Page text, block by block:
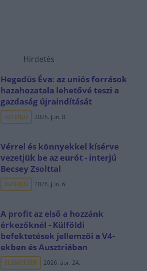
Hirdetés
Hegedüs Éva: az uniós források
hazahozatala lehetővé teszi a
gazdaság újraindítását
INTERJÚ 2026. jún. 8.
Vérrel és könnyekkel kísérve
vezetjük be az eurót - interjú
Becsey Zsolttal
INTERJÚ 2026. jún. 6.
A profit az első a hozzánk
érkezőknél - Külföldi
befektetések jellemzői a V4-
ekben és Ausztriában
ELEMZÉSEK 2026. ápr. 24.